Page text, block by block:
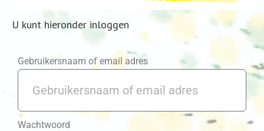
U kunt hieronder inloggen
Gebruikersnaam of email adres
Wachtwoord